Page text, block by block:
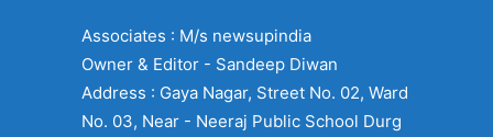
Associates : M/s newsupindia
Owner & Editor - Sandeep Diwan
Address : Gaya Nagar, Street No. 02, Ward
No. 03, Near - Neeraj Public School Durg